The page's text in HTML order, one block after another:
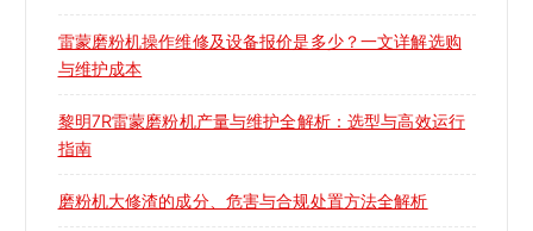
雷蒙磨粉机操作维修及设备报价是多少？一文详解选购
与维护成本
黎明7R雷蒙磨粉机产量与维护全解析：选型与高效运行
指南
磨粉机大修渣的成分、危害与合规处置方法全解析